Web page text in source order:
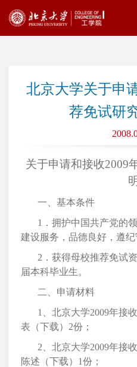
北京大学关于申
荐免试研
关于申请和接收2009
明
一、基本条件
1．拥护中国共产党的
建设服务，品德良好，遵纪
2．获得母校推荐免试
届本科毕业生。
二、申请材料
1、北京大学2009年接
表（下载） 2份；
2、北京大学2009年接
陈述（下载） 1份；